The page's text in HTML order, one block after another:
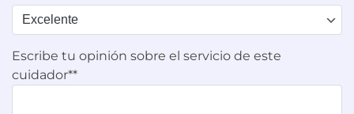
Escribe tu opinión sobre el servicio de este
cuidador**